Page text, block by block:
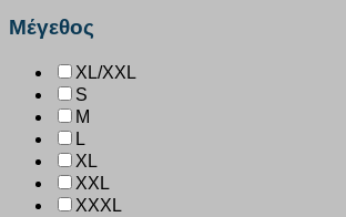
Μέγεθος
XL/XXL
S
M
L
XL
XXL
XXXL